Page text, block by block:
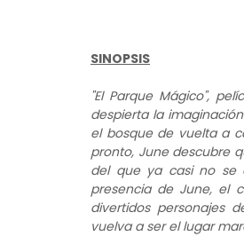
SINOPSIS
"El Parque Mágico",
despierta la
el bosque de vuelta a
pronto, June descubre
del que ya casi no se
presencia de June, el
divertidos personajes
vuelva a ser el lugar